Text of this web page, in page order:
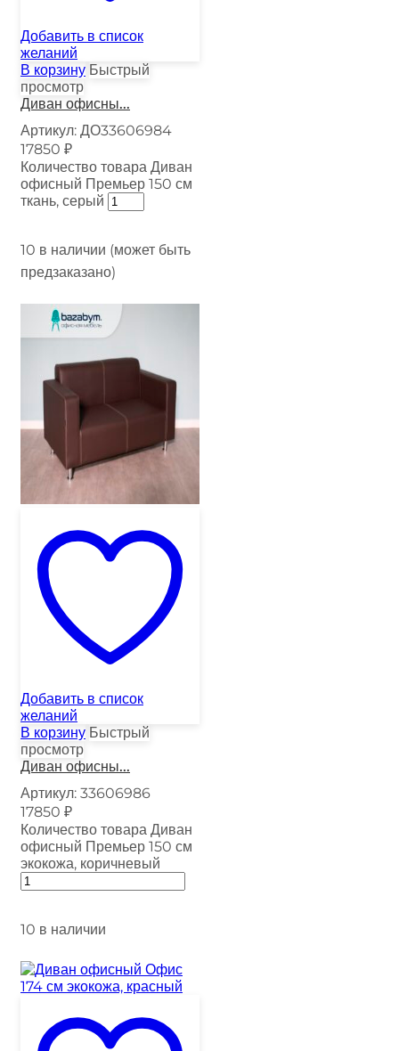
Добавить в список
желаний
В корзину Быстрый
просмотр
Диван офисны...
Артикул: ДО33606984
17850 ₽
Количество товара Диван
офисный Премьер 150 см
ткань, серый
10 в наличии (может быть
предзаказано)
Добавить в список
желаний
В корзину Быстрый
просмотр
Диван офисны...
Артикул: 33606986
17850 ₽
Количество товара Диван
офисный Премьер 150 см
экокожа, коричневый
10 в наличии